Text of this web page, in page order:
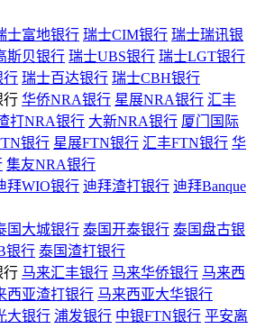
士富地银行 瑞士CIM银行 瑞士瑞讯银
斯贝银行 瑞士UBS银行 瑞士LGT银行
行 瑞士百达银行 瑞士CBH银行
行 华侨NRA银行 星展NRA银行 汇丰
打NRA银行 大新NRA银行 厦门国际
银行 星展FTN银行 汇丰FTN银行 华
集友NRA银行
拜WIO银行 迪拜渣打银行 迪拜Banque
国大城银行 泰国开泰银行 泰国盘古银
银行 泰国渣打银行
行 马来汇丰银行 马来华侨银行 马来西
西亚渣打银行 马来西亚大华银行
大银行 浦发银行 中银FTN银行 平安离